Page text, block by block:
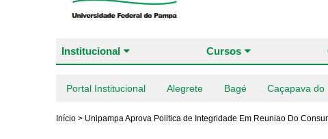
Institucional Cursos
Portal Institucional Alegrete Bagé Caçapava do
Início > Unipampa Aprova Politica de Integridade Em Reuniao Do